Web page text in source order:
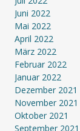
Juni 2022
Mai 2022
April 2022
März 2022
Februar 2022
Januar 2022
Dezember 2021
November 2021
Oktober 2021
September 2021